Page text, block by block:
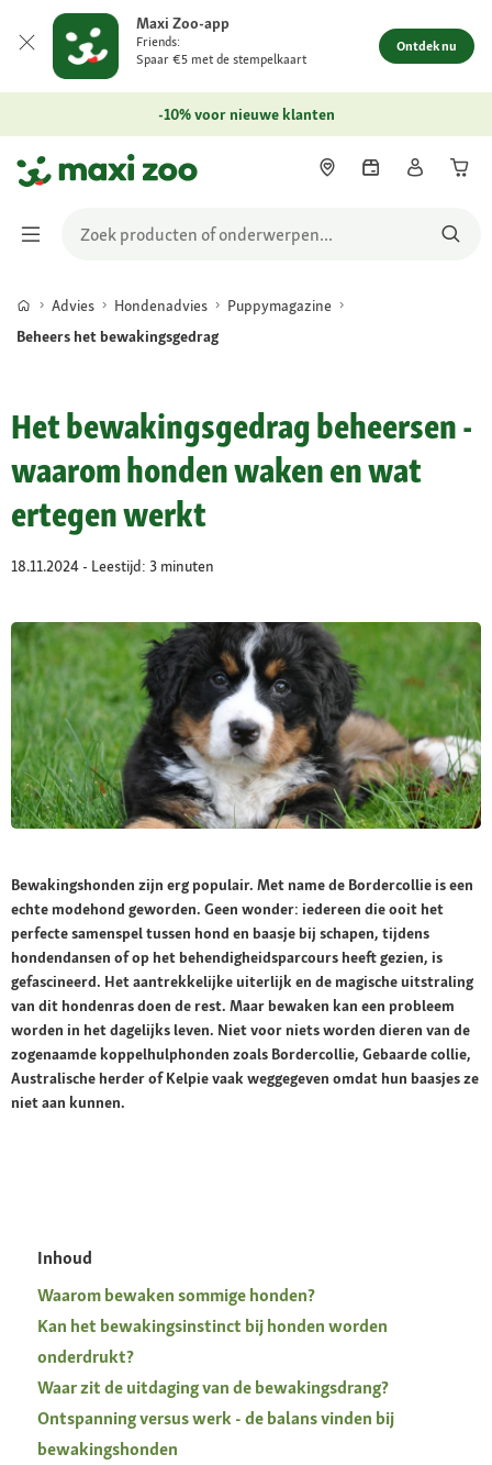
Maxi Zoo-app
Friends:
Spaar €5 met de stempelkaart
Ontdek nu
-10% voor nieuwe klanten
Advies Hondenadvies
Puppymagazine
Beheers het bewakingsgedrag
Het bewakingsgedrag beheersen -
waarom honden waken en wat
ertegen werkt
18.11.2024 - Leestijd: 3 minuten
Bewakingshonden zijn erg populair. Met name de Bordercollie is een
echte modehond geworden. Geen wonder: iedereen die ooit het
perfecte samenspel tussen hond en baasje bij schapen, tijdens
hondendansen of op het behendigheidsparcours heeft gezien, is
gefascineerd. Het aantrekkelijke uiterlijk en de magische uitstraling
van dit hondenras doen de rest. Maar bewaken kan een probleem
worden in het dagelijks leven. Niet voor niets worden dieren van de
zogenaamde koppelhulphonden zoals Bordercollie, Gebaarde collie,
Australische herder of Kelpie vaak weggegeven omdat hun baasjes ze
niet aan kunnen.
Inhoud
Waarom bewaken sommige honden?
Kan het bewakingsinstinct bij honden worden
onderdrukt?
Waar zit de uitdaging van de bewakingsdrang?
Ontspanning versus werk - de balans vinden bij
bewakingshonden